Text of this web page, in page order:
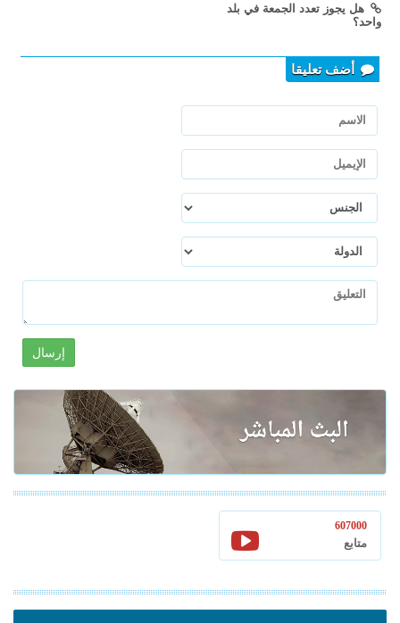
هل يجوز تعدد الجمعة في بلد
واحد؟
أضف تعليقا
إرسال
607000
متابع